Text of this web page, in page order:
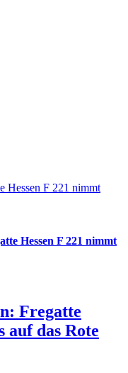
Hessen F 221 nimmt
Hessen F 221 nimmt
Fregatte
auf das Rote